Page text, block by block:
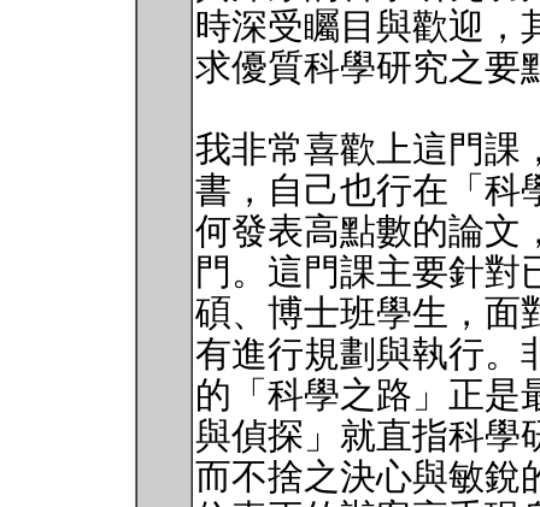
時深受矚目與歡迎，
求優質科學研究之要
我非常喜歡上這門課
書，自己也行在「科
何發表高點數的論文
門。這門課主要針對
碩、博士班學生，面
有進行規劃與執行。
的「科學之路」正是
與偵探」就直指科學
而不捨之決心與敏銳